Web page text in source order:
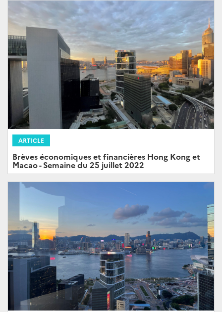
ARTICLE
Brèves économiques et financières Hong Kong et
Macao - Semaine du 25 juillet 2022